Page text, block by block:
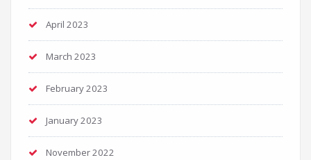
April 2023
March 2023
February 2023
January 2023
November 2022